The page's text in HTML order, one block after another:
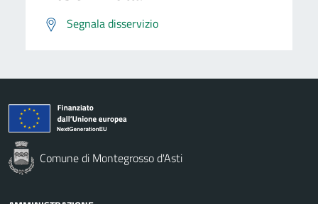
Segnala disservizio
Comune di Montegrosso d'Asti